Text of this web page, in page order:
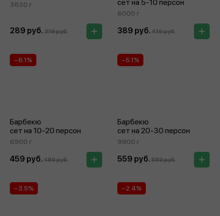
3630 г
289 руб. 319 руб.
сет на 5‑10 персон
6000 г
389 руб. 419 руб.
Барбекю
сет на 10‑20 персон
−6.1%
6900 г
459 руб. 489 руб.
Барбекю
сет на 20‑30 персон
−5.1%
9900 г
559 руб. 589 руб.
−3.5% −2.4%